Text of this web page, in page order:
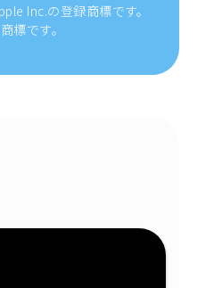
Inc.の登録商標です。
標です。